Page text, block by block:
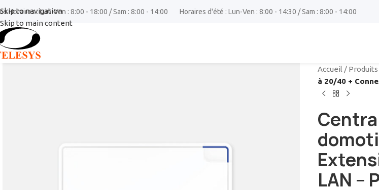
Skip to navigation
Skip to main content
Horaires : Lun-Ven : 8:00 - 18:00 / Sam : 8:00 - 14:00 Horaires d'été : Lun-Ven : 8:00 - 14:30 / Sam : 8:00 - 14:00
Accueil / Produits
à 20/40 +
LAN –